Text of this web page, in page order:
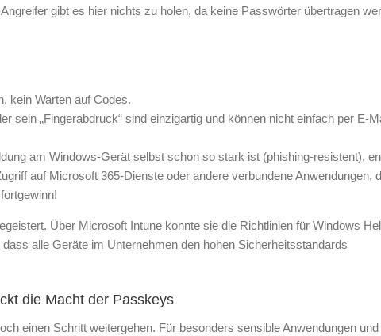
gibt es hier nichts zu holen, da keine Passwörter übertragen
kein Warten auf Codes.
sein „Fingerabdruck“ sind einzigartig und können nicht einfach per E-
am Windows-Gerät selbst schon so stark ist (phishing-resistent),
auf Microsoft 365-Dienste oder andere verbundene Anwendungen,
Über Microsoft Intune konnte sie die Richtlinien für Windows
alle Geräte im Unternehmen den hohen Sicherheitsstandards
die Macht der Passkeys
einen Schritt weitergehen. Für besonders sensible Anwendungen